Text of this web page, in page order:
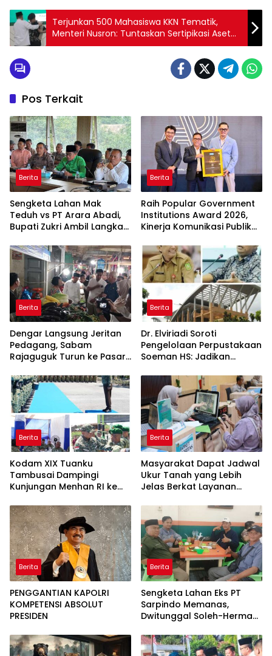
Terjunkan 500 Mahasiswa KKN Tematik,
Menteri Nusron: Tuntaskan Sertipikasi Aset
Umat
Pos Terkait
Berita
Sengketa Lahan Mak
Teduh vs PT Arara Abadi,
Bupati Zukri Ambil Langkah
Berita
Raih Popular Government
Institutions Award 2026,
Kinerja Komunikasi Publik
Kembali Diakui
Berita
Dengar Langsung Jeritan
Pedagang, Sabam
Rajaguguk Turun ke Pasar
Berita
Dr. Elviriadi Soroti
Pengelolaan Perpustakaan
Soeman HS: Jadikan
Kawah Candradimuka
Intelektual
Berita
Kodam XIX Tuanku
Tambusai Dampingi
Kunjungan Menhan RI ke
Perkuat Pembangunan
Satuan
Berita
Masyarakat Dapat Jadwal
Ukur Tanah yang Lebih
Jelas Berkat Layanan
Berita
PENGGANTIAN KAPOLRI
KOMPETENSI ABSOLUT
PRESIDEN
Berita
Sengketa Lahan Eks PT
Sarpindo Memanas,
Dwitunggal Soleh-Herman
ke Pulau Rupat